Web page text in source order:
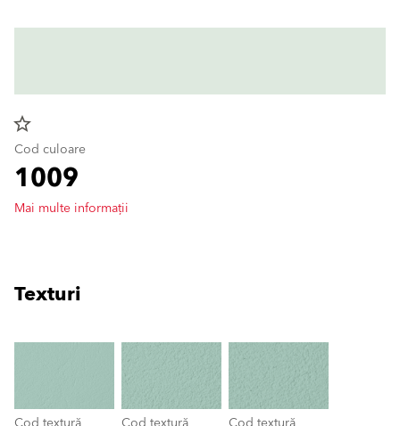
star_border
Cod culoare
1009
Mai multe informații
Texturi